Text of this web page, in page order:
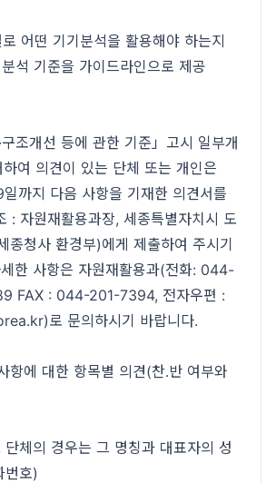
어떤 기기분석을 활용해야 하는지
석 기준을 가이드라인으로 제공
구조개선 등에 관한 기준」고시 일부개
여 의견이 있는 단체 또는 개인은
까지 다음 사항을 기재한 의견서를
: 자원재활용과장, 세종특별자치시 도
종청사 환경부)에게 제출하여 주시기
한 사항은 자원재활용과(전화: 044-
FAX : 044-201-7394, 전자우편 :
로 문의하시기 바랍니다.
항에 대한 항목별 의견(찬․반 여부와
체의 경우는 그 명칭과 대표자의 성
번호)